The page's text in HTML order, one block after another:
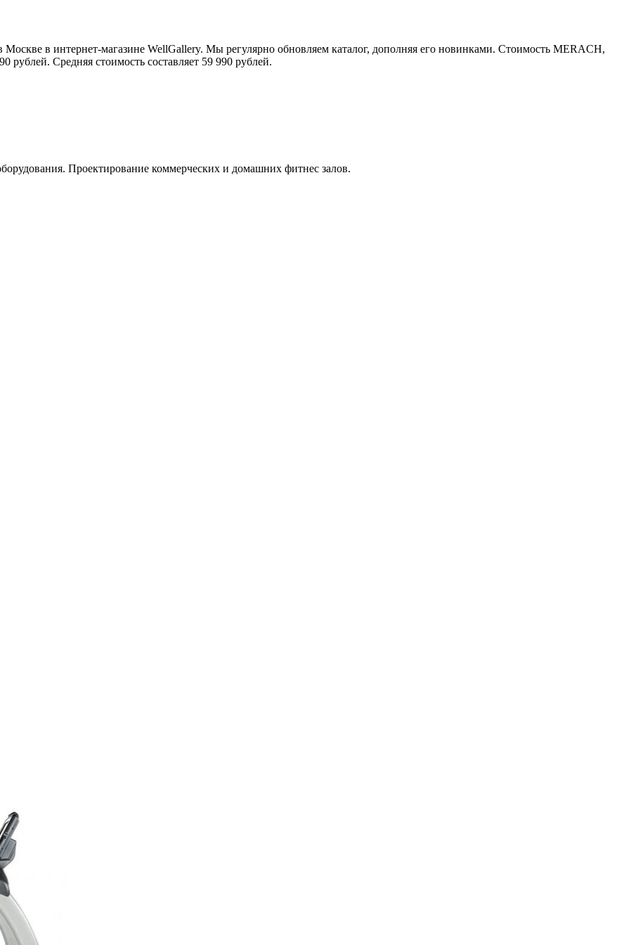
в интернет-магазине WellGallery. Мы регулярно обновляем каталог, дополняя его новинками. Стоимость MERACH,
рублей. Средняя стоимость составляет 59 990 рублей.
Проектирование коммерческих и домашних фитнес залов.